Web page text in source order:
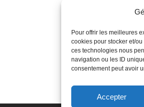
Pour offrir les meilleures
cookies pour stocker et/
ces technologies nous
navigation ou les ID
consentement peut avoir
Accepter